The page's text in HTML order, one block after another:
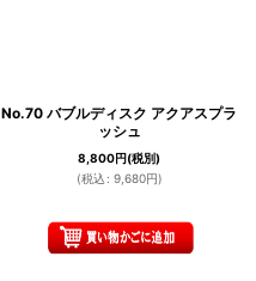
No.70 バブルディスク アクアスプラ
ッシュ
8,800円(税別)
(税込 : 9,680円)